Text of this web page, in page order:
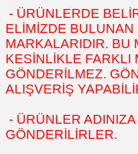
- ÜRÜNLERDE
ELİMİZDE BULUNAN
MARKALARIDIR. BU
KESİNLİKLE FARKLI
GÖNDERİLMEZ.
ALIŞVERİŞ
- ÜRÜNLER
GÖNDERİLİRLER.